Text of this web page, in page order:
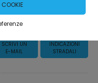
SCRIVI UN
E-MAIL
INDICAZIONI
STRADALI